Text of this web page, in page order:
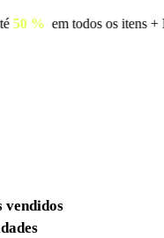
Até50 % em todos
vendidos